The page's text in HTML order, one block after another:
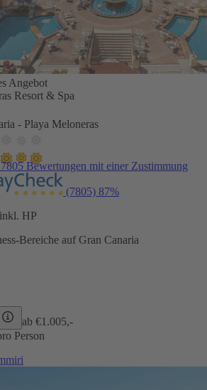
Angebot
Resort & Spa
- Playa Meloneras
Bewertungen mit einer Zustimmung
(7805) 87%
HP
Bereiche auf Gran Canaria
ab €1.005,-
Person